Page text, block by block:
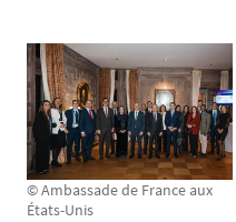
© Ambassade de France aux
États-Unis